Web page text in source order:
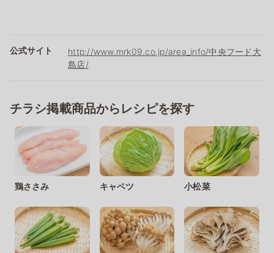
公式サイト
http://www.mrk09.co.jp/area_info/中央フード大
島店/
チラシ掲載商品からレシピを探す
鶏ささみ キャベツ 小松菜